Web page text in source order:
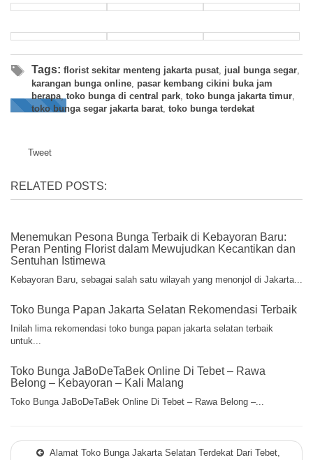
Tags: florist sekitar menteng jakarta pusat jual bunga segar
karangan bunga online pasar kembang cikini buka jam
berapa toko bunga di central park toko bunga jakarta timur
toko bunga segar jakarta barat toko bunga terdekat
Tweet
RELATED POSTS:
Menemukan Pesona Bunga Terbaik di Kebayoran Baru:
Peran Penting Florist dalam Mewujudkan Kecantikan dan
Sentuhan Istimewa
Kebayoran Baru, sebagai salah satu wilayah yang menonjol di Jakarta...
Toko Bunga Papan Jakarta Selatan Rekomendasi Terbaik
Inilah lima rekomendasi toko bunga papan jakarta selatan terbaik
untuk...
Toko Bunga JaBoDeTaBek Online Di Tebet – Rawa
Belong – Kebayoran – Kali Malang
Toko Bunga JaBoDeTaBek Online Di Tebet – Rawa Belong –...
Alamat Toko Bunga Jakarta Selatan Terdekat Dari Tebet,